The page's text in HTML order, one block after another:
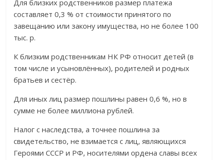
Для близких родственников размер платежа
составляет 0,3 % от стоимости принятого по
завещанию или закону имущества, но не более 100
тыс. р.
К близким родственникам НК РФ относит детей (в
том числе и усыновлённых), родителей и родных
братьев и сестёр.
Для иных лиц размер пошлины равен 0,6 %, но в
сумме не более миллиона рублей.
Налог с наследства, а точнее пошлина за
свидетельство, не взимается с лиц, являющихся
Героями СССР и РФ, носителями ордена славы всех